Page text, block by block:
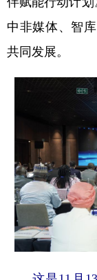
食品
学术中国
公益
文化产业
地方频道
北京
中非媒体、智
共同发展。